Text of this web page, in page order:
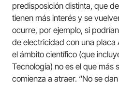
predisposición distinta, que
tienen más interés y se
ocurre, por ejemplo, si
de electricidad con una placa
el ámbito científico (que
Tecnología) no es el que más
comienza a atraer. “No se